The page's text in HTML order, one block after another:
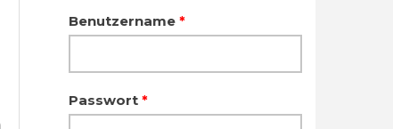
Benutzername *
Passwort *